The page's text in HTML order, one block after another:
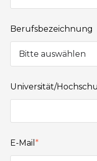
Berufsbezeichnung
Universität/
E-Mail *